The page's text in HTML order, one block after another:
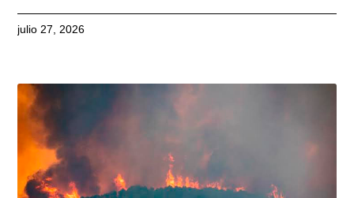
julio 27, 2026